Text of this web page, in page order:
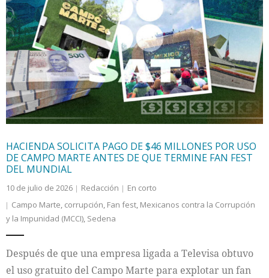
HACIENDA SOLICITA PAGO DE $46 MILLONES POR USO
DE CAMPO MARTE ANTES DE QUE TERMINE FAN FEST
DEL MUNDIAL
10 de julio de 2026 Redacción
En corto
Campo Marte, corrupción, Fan fest, Mexicanos contra la Corrupción
y la Impunidad (MCCI), Sedena
Después de que una empresa ligada a Televisa obtuvo
el uso gratuito del Campo Marte para explotar un fan